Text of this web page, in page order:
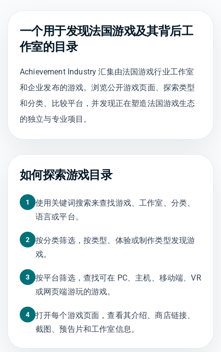
一个用于发现法国游戏及其背后工
作室的目录
Achievement Industry 汇集由法国游戏行业工作室
和企业发布的游戏。浏览公开游戏页面、探索类型
和分类、比较平台，并发现正在塑造法国游戏生态
的独立与专业项目。
如何探索游戏目录
1
使用关键词搜索来查找游戏、工作室、分类、
语言或平台。
2
按分类筛选，按类型、体验或制作类型发现游
戏。
3
按平台筛选，查找可在 PC、主机、移动端、VR
或网页端游玩的游戏。
4
打开每个游戏页面，查看其介绍、商店链接、
截图、预告片和工作室信息。